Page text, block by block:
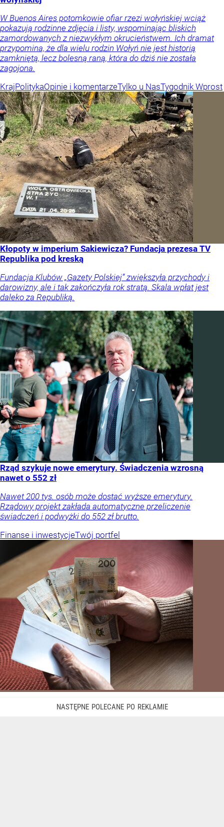
W Buenos Aires potomkowie ofiar rzezi wołyńskiej wciąż
pokazują rodzinne zdjęcia i listy, wspominając bliskich
zamordowanych z niezwykłym okrucieństwem. Ich dramat
przypomina, że dla wielu rodzin Wołyń nie jest historią
zamkniętą, lecz bolesną raną, która do dziś nie została
zagojona.
KrajPolitykaOpinie i komentarzeTylko u NasTygodnik Wprost
Kłopoty w imperium Sakiewicza? Fundacja prezesa TV
Republika pod kreską
Fundacja Klubów „Gazety Polskiej” zwiększyła przychody i
darowizny, ale i tak zakończyła rok stratą. Skala wpłat jest
daleko za Republiką.
Rząd szykuje nowe emerytury. Świadczenia wzrosną
nawet o 552 zł
Nawet 200 tys. osób może dostać wyższe emerytury.
Rządowy projekt zakłada automatyczne przeliczenie
świadczeń i podwyżki do 552 zł brutto.
Finanse i inwestycjeTwój portfel